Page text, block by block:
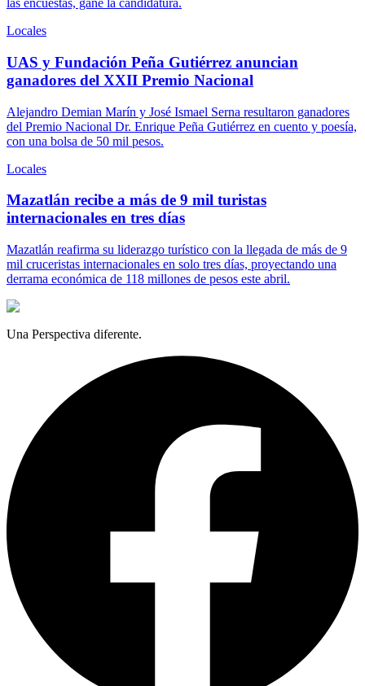
las encuestas, gane la candidatura.
Locales
UAS y Fundación Peña Gutiérrez anuncian
ganadores del XXII Premio Nacional
Alejandro Demian Marín y José Ismael Serna resultaron ganadores
del Premio Nacional Dr. Enrique Peña Gutiérrez en cuento y poesía,
con una bolsa de 50 mil pesos.
Locales
Mazatlán recibe a más de 9 mil turistas
internacionales en tres días
Mazatlán reafirma su liderazgo turístico con la llegada de más de 9
mil cruceristas internacionales en solo tres días, proyectando una
derrama económica de 118 millones de pesos este abril.
Una Perspectiva diferente.